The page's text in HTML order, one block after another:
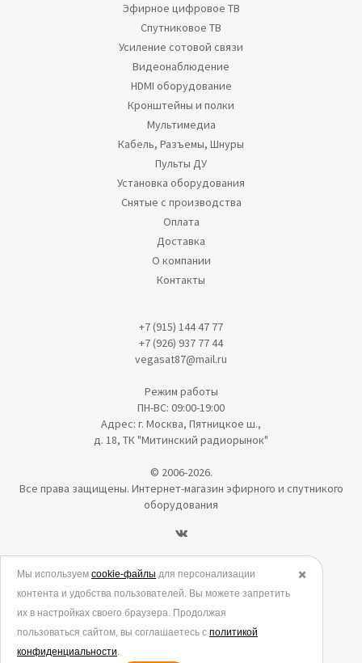
Эфирное цифровое ТВ
Спутниковое ТВ
Усиление сотовой связи
Видеонаблюдение
HDMI оборудование
Кронштейны и полки
Мультимедиа
Кабель, Разъемы, Шнуры
Пульты ДУ
Установка оборудования
Снятые с производства
Оплата
Доставка
О компании
Контакты
+7 (915) 144 47 77
+7 (926) 937 77 44
vegasat87@mail.ru
Режим работы
ПН-ВС: 09:00-19:00
Адрес: г. Москва, Пятницкое ш.,
д. 18, ТК "Митинский радиорынок"
© 2006-2026.
Все права защищены. Интернет-магазин эфирного и спутникого
оборудования
Политика в отношении обработки персональных данных
Согласие на обработку персональных данных
Согласие на обработку данных метрическими программами
Политика использования cookies
✖️
Мы используем cookie-файлы для персонализации
контента и удобства пользователей. Вы можете запретить
их в настройках своего браузера. Продолжая
пользоваться сайтом, вы соглашаетесь с политикой
конфиденциальности.